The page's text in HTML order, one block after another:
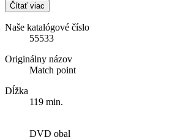
Čítať viac
Naše katalógové číslo
55533
Originálny názov
Match point
Dĺžka
119 min.
DVD obal